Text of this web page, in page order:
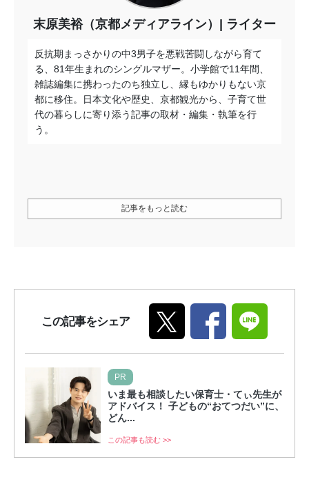
末原美裕（京都メディアライン） ライター
反抗期まっさかりの中3男子を悪戦苦闘しながら育て
る、81年生まれのシングルマザー。小学館で11年間、
雑誌編集に携わったのち独立し、縁もゆかりもない京
都に移住。日本文化や歴史、京都観光から、子育て世
代の暮らしに寄り添う記事の取材・編集・執筆を行
う。
記事をもっと読む
この記事をシェア
PR
いま最も相談したい保育士・てぃ先生が
アドバイス！ 子どもの“おてつだい”に、
どん...
この記事も読む >>